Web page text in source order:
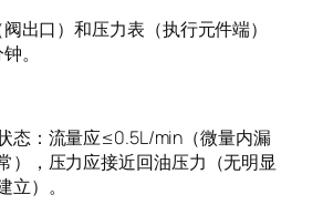
出口）和压力表（执行元件端）
。
态：流量应≤0.5L/min（微量内漏
），压力应接近回油压力（无明显
立）。